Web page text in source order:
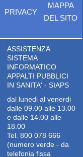
PRIVACY
MAPPA
DEL SITO
ASSISTENZA
SISTEMA
INFORMATICO
APPALTI PUBBLICI
IN SANITA' - SIAPS
dal lunedi al venerdi
dalle 09.00 alle 13.00
e dalle 14.00 alle
18.00
Tel. 800 078 666
(numero verde - da
telefonia fissa